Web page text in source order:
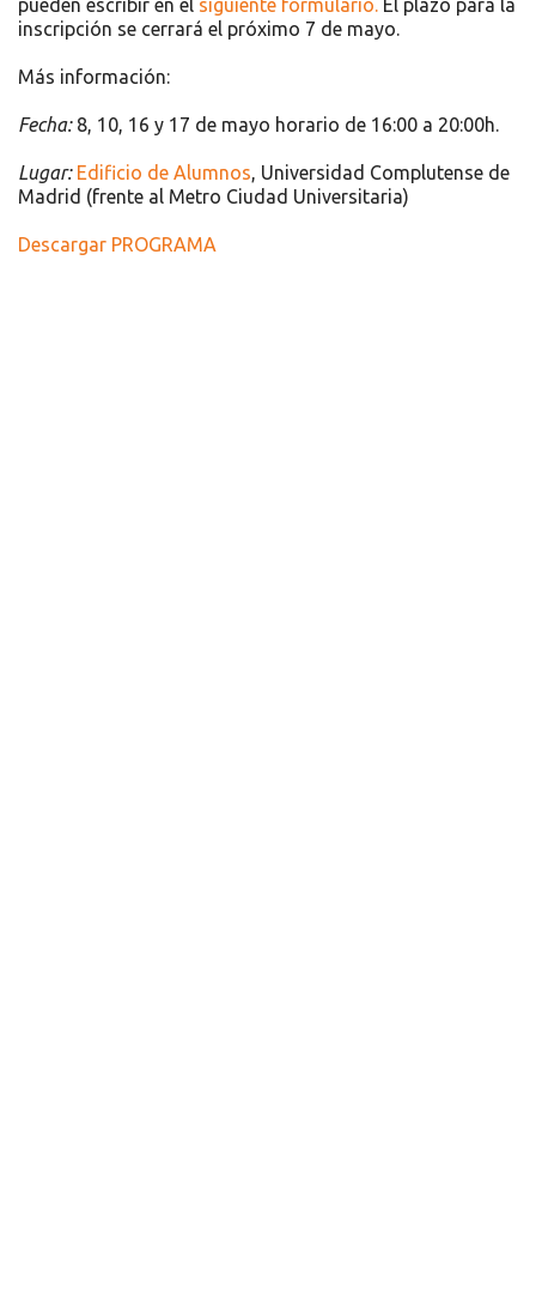
pueden escribir en el siguiente formulario. El plazo para la
inscripción se cerrará el próximo 7 de mayo.
Más información:
Fecha:8, 10, 16 y 17 de mayo horario de 16:00 a 20:00h.
Lugar: Edificio de Alumnos, Universidad Complutense de
Madrid (frente al Metro Ciudad Universitaria)
Descargar PROGRAMA